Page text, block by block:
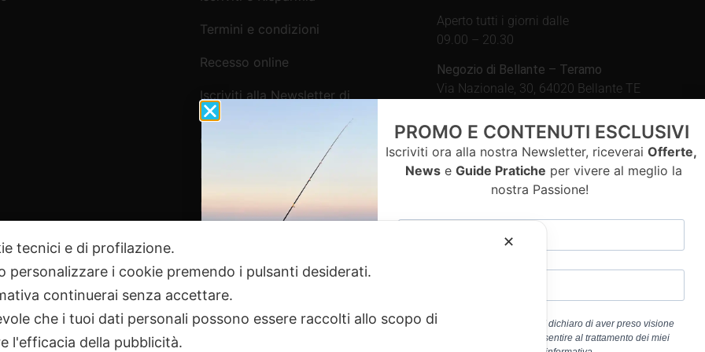
Termini e condizioni
Recesso online
Iscriviti alla Newsletter di
Webpesca
Cookie Policy e Consensi
Informativa e-commerce
Informativa newsletter e contatti
Aperto tutti i giorni dalle
09.00 – 20.30
Negozio di Bellante – Teramo
Via Nazionale, 30, 64020 Bellante TE
09.00 – 13.00 / 15.30 – 19.30
Pagamenti Sicuri
Webpesca è un brand Intent di Federico Andrenacci P.Iva 01917920678
✕
tecnici e di profilazione.
personalizzare i cookie premendo i pulsanti desiderati.
continuerai senza accettare.
che i tuoi dati personali possono essere raccolti allo scopo di
l'efficacia della pubblicità.
PROMO E CONTENUTI ESCLUSIVI
Iscriviti ora alla nostra Newsletter, riceverai Offerte,
Newse Guide Pratiche per vivere al meglio la
nostra Passione!
Cliccando sul pulsante “ISCRIVITI” dichiaro di aver preso visione
e di acconsentire al trattamento dei miei